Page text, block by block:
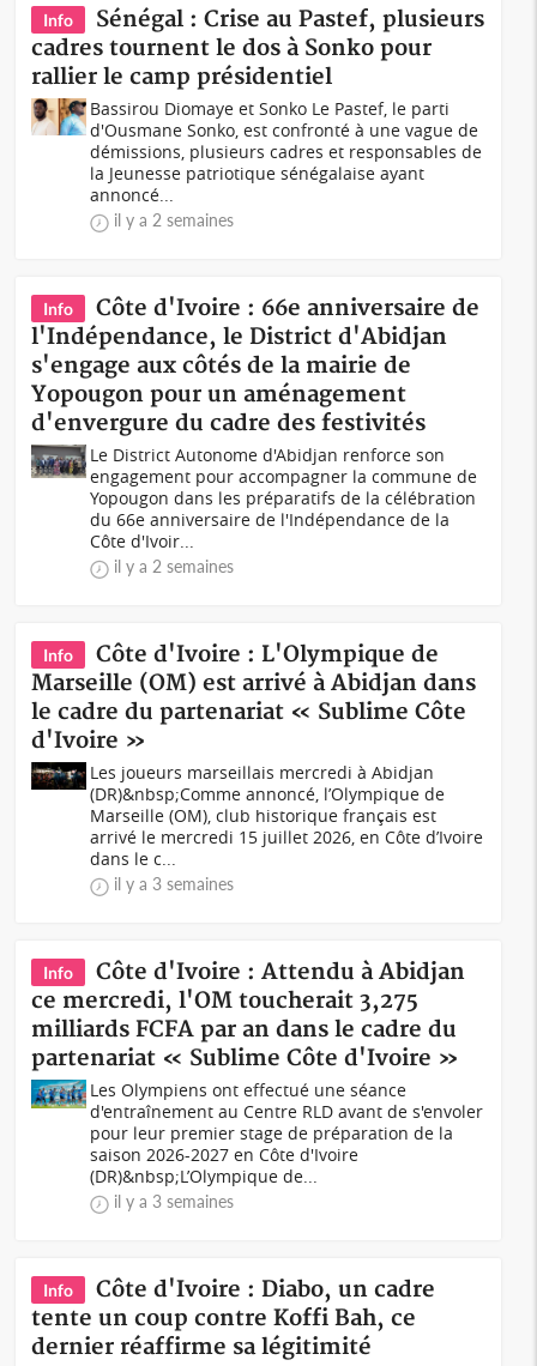
Info
Sénégal : Crise au Pastef, plusieurs
cadres tournent le dos à Sonko pour
rallier le camp présidentiel
Bassirou Diomaye et Sonko Le Pastef, le parti
d'Ousmane Sonko, est confronté à une vague de
démissions, plusieurs cadres et responsables de
la Jeunesse patriotique sénégalaise ayant
annoncé...
il y a 2 semaines
Info
Côte d'Ivoire : 66e anniversaire de
l'Indépendance, le District d'Abidjan
s'engage aux côtés de la mairie de
Yopougon pour un aménagement
d'envergure du cadre des festivités
Le District Autonome d'Abidjan renforce son
engagement pour accompagner la commune de
Yopougon dans les préparatifs de la célébration
du 66e anniversaire de l'Indépendance de la
Côte d'Ivoir...
il y a 2 semaines
Info
Côte d'Ivoire : L'Olympique de
Marseille (OM) est arrivé à Abidjan dans
le cadre du partenariat « Sublime Côte
d'Ivoire »
Les joueurs marseillais mercredi à Abidjan
(DR)&nbsp;Comme annoncé, l’Olympique de
Marseille (OM), club historique français est
arrivé le mercredi 15 juillet 2026, en Côte d’Ivoire
dans le c...
il y a 3 semaines
Info
Côte d'Ivoire : Attendu à Abidjan
ce mercredi, l'OM toucherait 3,275
milliards FCFA par an dans le cadre du
partenariat « Sublime Côte d'Ivoire »
Les Olympiens ont effectué une séance
d'entraînement au Centre RLD avant de s'envoler
pour leur premier stage de préparation de la
saison 2026-2027 en Côte d'Ivoire
(DR)&nbsp;L’Olympique de...
il y a 3 semaines
Info
Côte d'Ivoire : Diabo, un cadre
tente un coup contre Koffi Bah, ce
dernier réaffirme sa légitimité